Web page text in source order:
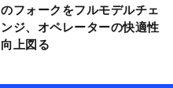
のフォークをフルモデルチェ
ンジ、オペレーターの快適性
向上図る